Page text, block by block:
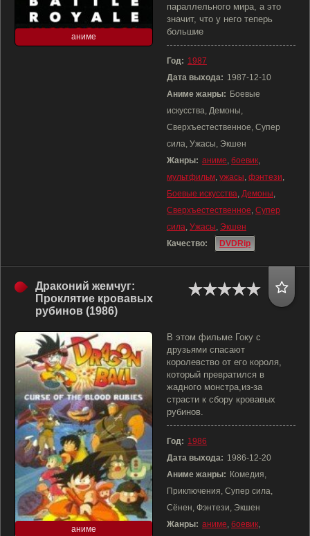
аниме
параллельного мира, а это
значит, что у него теперь
большие
Год: 1987
Дата выхода: 1987-12-10
Аниме жанры: Боевые
искусства, Демоны,
Сверхъестественное, Супер
сила, Ужасы, Экшен
Жанры: аниме, боевик,
мультфильм, ужасы, фэнтези,
Боевые искусства, Демоны,
Сверхъестественное, Супер
сила, Ужасы, Экшен
Качество:
DVDRip
Драконий жемчуг:
Проклятие кровавых
рубинов (1986)
аниме
В этом фильме Гоку с
друзьями спасают
королевство от его короля,
который превратился в
жадного монстра,из-за
страсти к сбору кровавых
рубинов.
Год: 1986
Дата выхода: 1986-12-20
Аниме жанры: Комедия,
Приключения, Супер сила,
Сёнен, Фэнтези, Экшен
Жанры: аниме, боевик,